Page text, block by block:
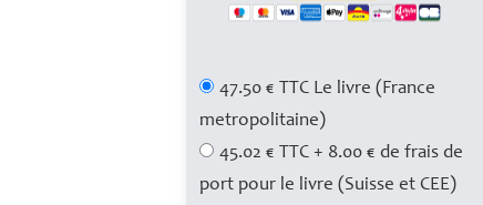
47.50 € TTC Le livre (France
metropolitaine)
45.02 € TTC + 8.00 € de frais de
port pour le livre (Suisse et CEE)